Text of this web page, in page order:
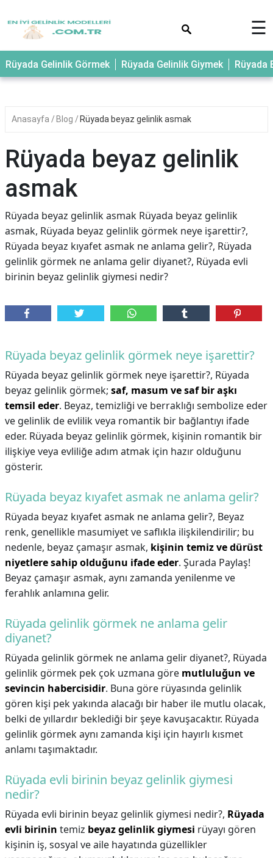
☰
Rüyada Gelinlik Görmek Rüyada Gelinlik Giymek Rüyada
Anasayfa Blog Rüyada beyaz gelinlik asmak
Rüyada beyaz gelinlik
asmak
Rüyada beyaz gelinlik asmak Rüyada beyaz gelinlik
asmak, Rüyada beyaz gelinlik görmek neye işarettir?,
Rüyada beyaz kıyafet asmak ne anlama gelir?, Rüyada
gelinlik görmek ne anlama gelir diyanet?, Rüyada evli
birinin beyaz gelinlik giymesi nedir?
Rüyada beyaz gelinlik görmek neye işarettir?
Rüyada beyaz gelinlik görmek neye işarettir?, Rüyada
beyaz gelinlik görmek; saf, masum ve saf bir aşkı
temsil eder. Beyaz, temizliği ve berraklığı sembolize eder
ve gelinlik de evlilik veya romantik bir bağlantıyı ifade
eder. Rüyada beyaz gelinlik görmek, kişinin romantik bir
ilişkiye veya evliliğe adım atmak için hazır olduğunu
gösterir.
Rüyada beyaz kıyafet asmak ne anlama gelir?
Rüyada beyaz kıyafet asmak ne anlama gelir?, Beyaz
renk, genellikle masumiyet ve saflıkla ilişkilendirilir; bu
nedenle, beyaz çamaşır asmak, kişinin temiz ve dürüst
niyetlere sahip olduğunu ifade eder. Şurada Paylaş!
Beyaz çamaşır asmak, aynı zamanda yenilenme ve
ferahlık anlamına gelir.
Rüyada gelinlik görmek ne anlama gelir
diyanet?
Rüyada gelinlik görmek ne anlama gelir diyanet?, Rüyada
gelinlik görmek pek çok uzmana göre mutluluğun ve
sevincin habercisidir. Buna göre rüyasında gelinlik
gören kişi pek yakında alacağı bir haber ile mutlu olacak,
belki de yıllardır beklediği bir şeye kavuşacaktır. Rüyada
gelinlik görmek aynı zamanda kişi için hayırlı kısmet
anlamı taşımaktadır.
Rüyada evli birinin beyaz gelinlik giymesi
nedir?
Rüyada evli birinin beyaz gelinlik giymesi nedir?, Rüyada
evli birinin temiz beyaz gelinlik giymesi rüyayı gören
kişinin iş, sosyal ve aile hayatında güzellikler